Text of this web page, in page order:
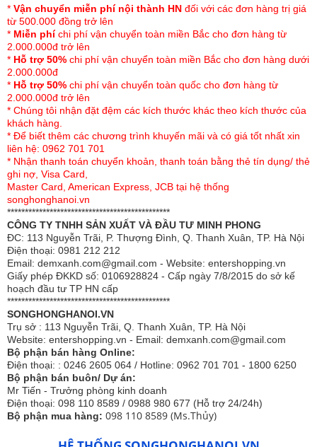
1. Hướng dẫn sử dụng:
- Khi gấp chăn không nên để bộ điều khiển nhiệt ra ngoài
mà nên để trong lòng chăn để đảm bảo tuổi thọ cho bộ điều
khiển.
- Không tự ý tháo bộ điều khiển nhiệt.
- Không để bộ điều khiển nhiệt ở nơi ẩm ướt.
- Không cắm phích điện khi tay ướt.
- Không để dây điện xoắn vào nhau.
- Không ngồi hay để vật nặng lên chăn khi chăn đang gấp
tránh hỏng dây dẫn nhiệt.
- Không để chăn gần nơi có nhiệt độ cao.
- Khi nằm nên trải một lớp ga mỏng lên trên để đảm bảo vệ
sinh, tránh giặt chăn nhiều lần.
* Vận chuyển miễn phí nội thành HN đối với các đơn hàng trị giá
từ 500.000 đồng trở lên
* Miễn phíchi phí vận chuyển toàn miền Bắc cho đơn hàng từ
2.000.000đ trở lên
* Hỗ trợ 50% chi phí vận chuyển toàn miền Bắc cho đơn hàng dưới
2.000.000đ
* Hỗ trợ 50% chi phí vận chuyển toàn quốc cho đơn hàng từ
2.000.000đ trở lên
* Chúng tôi nhận đặt đệm các kích thước khác theo kích thước của
khách hàng.
* Để biết thêm các chương trình khuyến mãi và có giá tốt nhất xin
liên hệ: 0962 701 701
* Nhận thanh toán chuyển khoản, thanh toán bằng thẻ tín dụng/ thẻ
ghi nợ, Visa Card,
Master Card, American Express, JCB tại hệ thống
songhonghanoi.vn
**********************************************
CÔNG TY TNHH SẢN XUẤT VÀ ĐẦU TƯ MINH PHONG
ĐC: 113 Nguyễn Trãi, P. Thượng Đình, Q. Thanh Xuân, TP. Hà Nội
Điện thoại: 0981 212 212
Email: demxanh.com@gmail.com - Website: entershopping.vn
Giấy phép ĐKKD số: 0106928824 - Cấp ngày 7/8/2015 do sở kế
hoạch đầu tư TP HN cấp
**********************************************
SONGHONGHANOI.VN
Trụ sở : 113 Nguyễn Trãi, Q. Thanh Xuân, TP. Hà Nội
Website: entershopping.vn - Email: demxanh.com@gmail.com
Bộ phận bán hàng Online:
Điện thoại: : 0246 2605 064 / Hotline: 0962 701 701 - 1800 6250
Bộ phận bán buôn/ Dự án:
Mr Tiến - Trưởng phòng kinh doanh
Điện thoại: 098 110 8589 / 0988 980 677 (Hỗ trợ 24/24h)
Bộ phận mua hàng: 098 110 8589 (Ms.Thủy)